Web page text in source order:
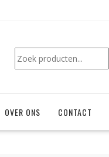
Zoeken
OVER ONS CONTACT